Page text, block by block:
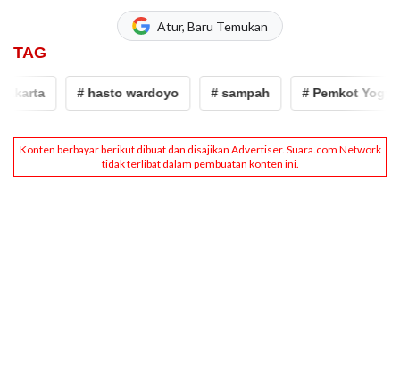
Atur, Baru Temukan
TAG
# hasto wardoyo # sampah # Pemkot